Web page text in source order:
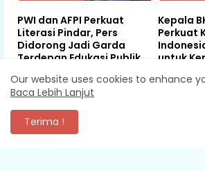
PWI dan AFPI Perkuat
Literasi Pindar, Pers
Didorong Jadi Garda
Terdepan Edukasi Publik
August 06, 2026
Kepala
Perkuat
untuk
Our website uses cookies to enhance
Baca Lebih Lanjut
Terima !